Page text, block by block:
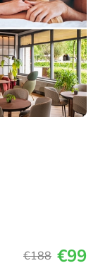
€188 €99